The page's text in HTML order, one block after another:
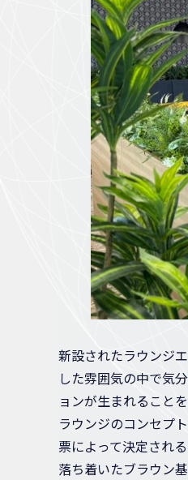
新設されたラウンジ
した雰囲気の中で気
ョンが生まれること
ラウンジのコンセプ
票によって決定され
落ち着いたブラウン